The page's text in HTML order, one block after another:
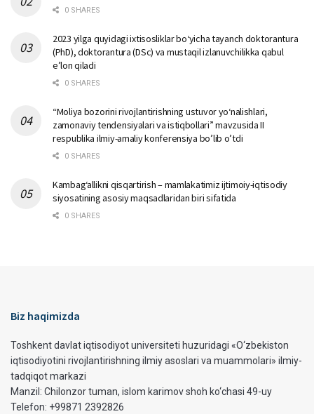
0 SHARES
2023 yilga quyidagi ixtisosliklar bо‘yicha tayanch doktorantura
(PhD), doktorantura (DSc) va mustaqil izlanuvchilikka qabul
e’lon qiladi
0 SHARES
“Moliya bozorini rivojlantirishning ustuvor yo‘nalishlari,
zamonaviy tendensiyalari va istiqbollari” mavzusida II
respublika ilmiy-amaliy konferensiya bo’lib o’tdi
0 SHARES
Kambag‘allikni qisqartirish – mamlakatimiz ijtimoiy-iqtisodiy
siyosatining asosiy maqsadlaridan biri sifatida
0 SHARES
Biz haqimizda
Toshkent davlat iqtisodiyot universiteti huzuridagi «O‘zbekiston
iqtisodiyotini rivojlantirishning ilmiy asoslari va muammolari» ilmiy-
tadqiqot markazi
Manzil: Chilonzor tuman, islom karimov shoh ko‘chasi 49-uy
Telefon: +99871 2392826